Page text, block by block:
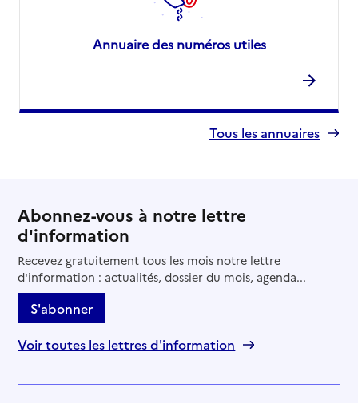
Annuaire des numéros utiles
Tous les annuaires
Abonnez-vous à notre lettre
d'information
Recevez gratuitement tous les mois notre lettre
d'information : actualités, dossier du mois, agenda...
S'abonner
Voir toutes les lettres d'information